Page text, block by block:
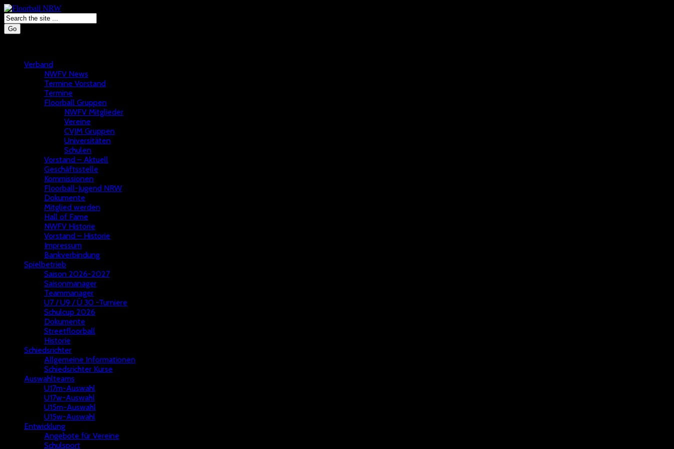
Go
Verband
NWFV News
Termine Vorstand
Termine
Floorball Gruppen
NWFV Mitglieder
Vereine
CVJM Gruppen
Universitäten
Schulen
Vorstand – Aktuell
Geschäftsstelle
Kommissionen
Floorball-Jugend NRW
Dokumente
Mitglied werden
Hall of Fame
NWFV Historie
Vorstand – Historie
Impressum
Bankverbindung
Spielbetrieb
Saison 2026-2027
Saisonmanager
Teammanager
U7 / U9 / Ü 30 -Turniere
Schulcup 2026
Dokumente
Streetfloorball
Historie
Schiedsrichter
Allgemeine Informationen
Schiedsrichter Kurse
Auswahlteams
U17m-Auswahl
U17w-Auswahl
U15m-Auswahl
U15w-Auswahl
Entwicklung
Angebote für Vereine
Schulsport